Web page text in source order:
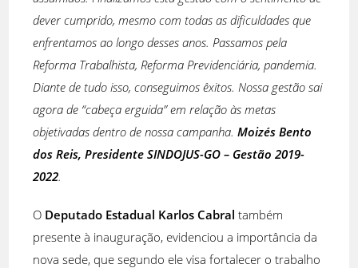
dever cumprido, mesmo com todas as dificuldades que
enfrentamos ao longo desses anos. Passamos pela
Reforma Trabalhista, Reforma Previdenciária, pandemia.
Diante de tudo isso, conseguimos êxitos. Nossa gestão sai
agora de “cabeça erguida” em relação às metas
objetivadas dentro de nossa campanha.Moizés Bento
dos Reis, Presidente SINDOJUS-GO – Gestão 2019-
2022.
O Deputado Estadual Karlos Cabral também
presente à inauguração, evidenciou a importância da
nova sede, que segundo ele visa fortalecer o trabalho